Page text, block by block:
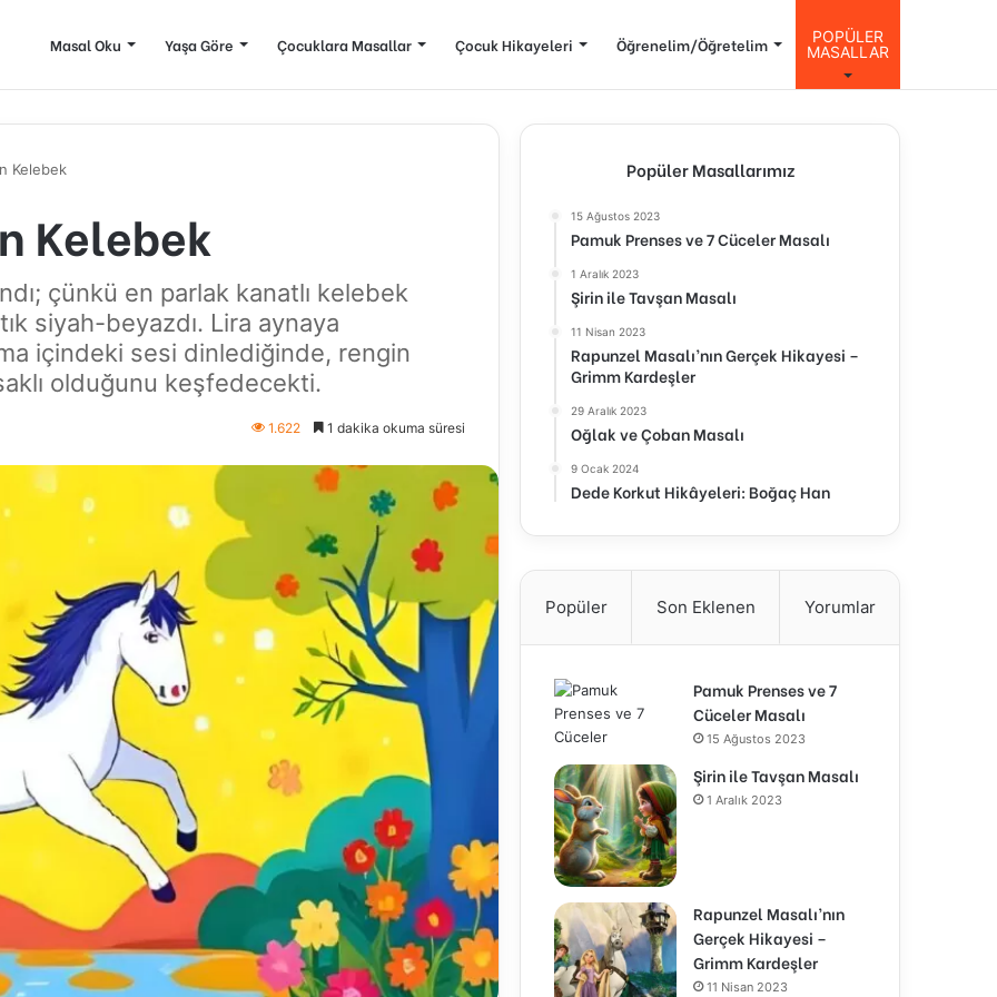
Masal Oku Yaşa Göre Çocuklara Masallar Çocuk Hikayeleri Öğrenelim/Öğretelim
POPÜLER
MASALLAR
Kelebek
Kelebek
çünkü en parlak kanatlı kelebek
siyah-beyazdı. Lira aynaya
içindeki sesi dinlediğinde, rengin
olduğunu keşfedecekti.
1.622 1 dakika okuma süresi
Popüler Masallarımız
15 Ağustos 2023
Pamuk Prenses ve 7 Cüceler Masalı
1 Aralık 2023
Şirin ile Tavşan Masalı
11 Nisan 2023
Rapunzel Masalı’nın Gerçek Hikayesi –
Grimm Kardeşler
29 Aralık 2023
Oğlak ve Çoban Masalı
9 Ocak 2024
Dede Korkut Hikâyeleri: Boğaç Han
Popüler Son Eklenen Yorumlar
Pamuk Prenses ve 7
Cüceler Masalı
15 Ağustos 2023
Şirin ile Tavşan Masalı
1 Aralık 2023
Rapunzel Masalı’nın
Gerçek Hikayesi –
Grimm Kardeşler
11 Nisan 2023